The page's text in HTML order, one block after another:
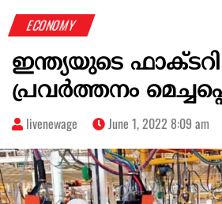
ECONOMY
ഇന്ത്യയുടെ ഫാക്ടറി
പ്രവര്‍ത്തനം
livenewage June 1, 2022 8:09 am